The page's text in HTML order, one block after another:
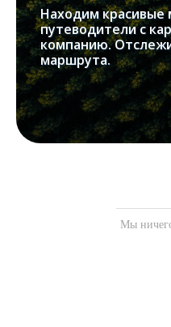
Находим красивые
путеводители с
компанию.
маршрута.
Мы